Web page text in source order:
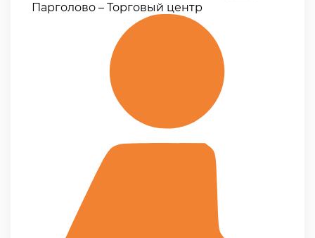
Парголово – Торговый центр